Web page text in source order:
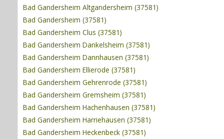
Bad Gandersheim Altgandersheim (37581)
Bad Gandersheim (37581)
Bad Gandersheim Clus (37581)
Bad Gandersheim Dankelsheim (37581)
Bad Gandersheim Dannhausen (37581)
Bad Gandersheim Ellierode (37581)
Bad Gandersheim Gehrenrode (37581)
Bad Gandersheim Gremsheim (37581)
Bad Gandersheim Hachenhausen (37581)
Bad Gandersheim Harriehausen (37581)
Bad Gandersheim Heckenbeck (37581)